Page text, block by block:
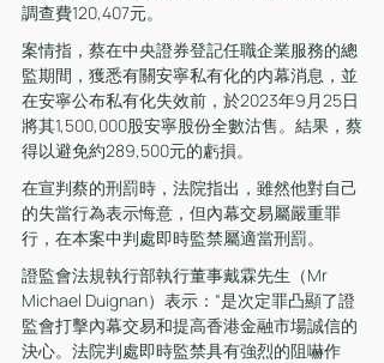
調查費120,407元。
案情指，蔡在中央證券登記任職企業服務的總
監期間，獲悉有關安寧私有化的内幕消息，並
在安寧公布私有化失效前，於2023年9月25日
將其1,500,000股安寧股份全數沽售。結果，蔡
得以避免約289,500元的虧損。
在宣判蔡的刑罰時，法院指出，雖然他對自己
的失當行為表示悔意，但內幕交易屬嚴重罪
行，在本案中判處即時監禁屬適當刑罰。
證監會法規執行部執行董事戴霖先生（Mr
Michael Duignan）表示：“是次定罪凸顯了證
監會打擊內幕交易和提高香港金融市場誠信的
決心。法院判處即時監禁具有強烈的阻嚇作